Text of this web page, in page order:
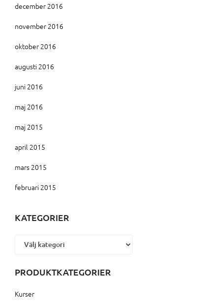
december 2016
november 2016
oktober 2016
augusti 2016
juni 2016
maj 2016
maj 2015
april 2015
mars 2015
februari 2015
KATEGORIER
Kategorier
PRODUKTKATEGORIER
Kurser